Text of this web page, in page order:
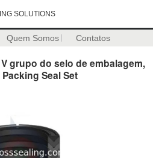
SOLUTIONS
Quem Somos Contatos
grupo do selo de embalagem,
Seal Set